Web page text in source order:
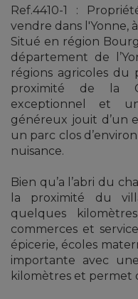
Ref.4410-1 :
vendre dans l'Yonne,
Situé en région
département de
régions agricoles du
proximité de la
exceptionnel et
généreux jouit d’un
un parc clos
nuisance.
Bien qu’a l’abri du
la proximité du
quelques
commerces et
épicerie, écoles
importante avec
kilomètres et permet